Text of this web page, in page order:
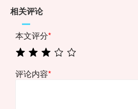
相关评论
本文评分*
评论内容*